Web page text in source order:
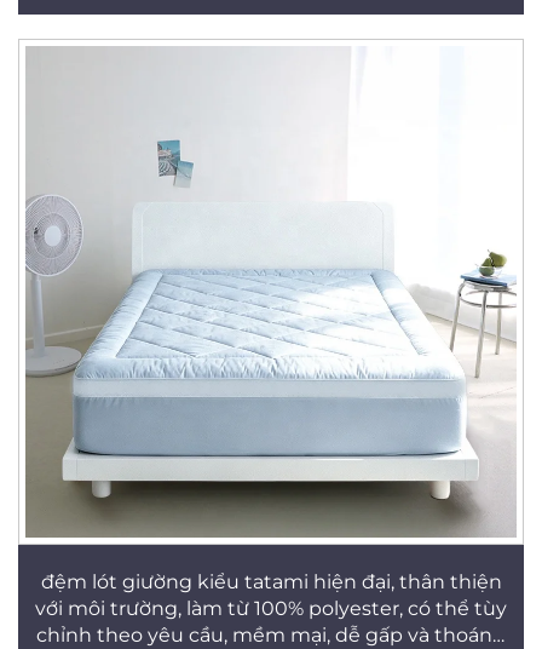
đệm lót giường kiểu tatami hiện đại, thân thiện
với môi trường, làm từ 100% polyester, có thể tùy
chỉnh theo yêu cầu, mềm mại, dễ gấp và thoáng